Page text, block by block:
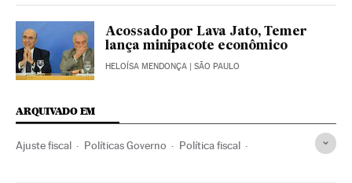
Acossado por Lava Jato, Temer
lança minipacote econômico
HELOÍSA MENDONÇA | SÃO PAULO
ARQUIVADO EM
Ajuste fiscal Políticas Governo Política fiscal